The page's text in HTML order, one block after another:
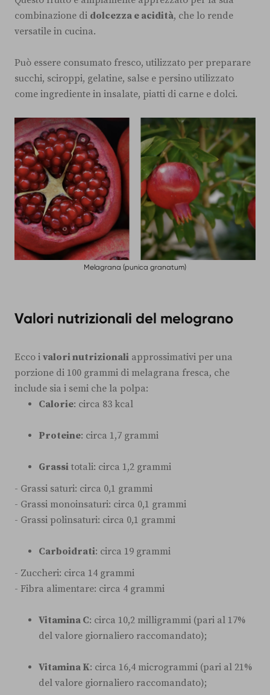
combinazione di dolcezza e acidità, che lo rende
versatile in cucina.
Può essere consumato fresco, utilizzato per preparare
succhi, sciroppi, gelatine, salse e persino utilizzato
come ingrediente in insalate, piatti di carne e dolci.
Melagrana (punica granatum)
Valori nutrizionali del melograno
Ecco i valori nutrizionali approssimativi per una
porzione di 100 grammi di melagrana fresca, che
include sia i semi che la polpa:
Calorie: circa 83 kcal
Proteine: circa 1,7 grammi
Grassi totali: circa 1,2 grammi
- Grassi saturi: circa 0,1 grammi
- Grassi monoinsaturi: circa 0,1 grammi
- Grassi polinsaturi: circa 0,1 grammi
Carboidrati: circa 19 grammi
- Zuccheri: circa 14 grammi
- Fibra alimentare: circa 4 grammi
Vitamina C: circa 10,2 milligrammi (pari al 17%
del valore giornaliero raccomandato);
Vitamina K: circa 16,4 microgrammi (pari al 21%
del valore giornaliero raccomandato);